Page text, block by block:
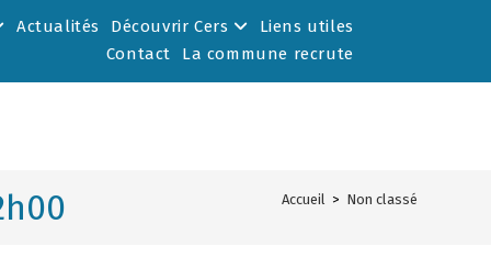
Actualités Découvrir Cers
Liens utiles
Contact
La commune recrute
Accueil > Non classé